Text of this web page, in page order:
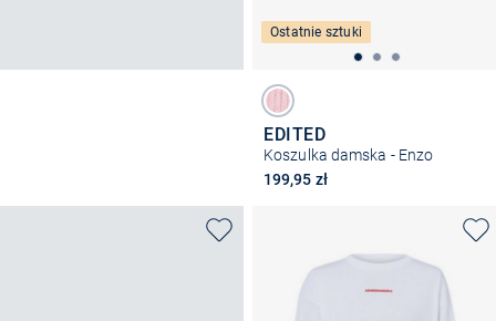
Ostatnie sztuki
EDITED
Koszulka damska - Enzo
199,95 zł